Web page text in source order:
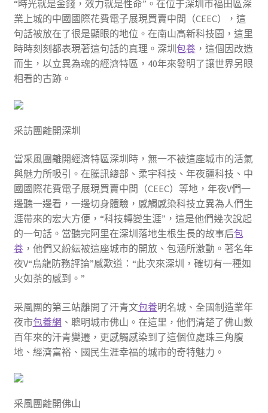
“時光就是金錢，效力就是性命”。在位于深圳市福田區深
業上城的中國國際花費電子展現買賣中間（CEEC），這
句話被放在了很是顯眼的地位。在南山高新科技園，這里
時時刻刻都表現著這句話的真理。深圳 包養，這個因改造
而生，以立異為魂的經濟特區，40年來發明了讓世界另眼
相看的古跡。
采訪團離開深圳
當采風團離開經濟特區深圳時，無一不被這座城市的活氣
與魅力所吸引。在騰訊總部、柔宇科技、年夜疆科技、中
國國際花費電子展現買賣中間（CEEC）等地，年夜V們一
邊聽一邊看，一邊切身體驗，感觸感染科技立異為人們生
涯帶來的宏大方便，“科技轉變生涯”，這是他們幾次說起
的一句話。當聽完阿里在深圳落地生根生長的故事后包
養，他們又紛紜被這座城市的開放、包涵所激動。著名年
夜V“烏龍防務評論”感歎道：“此次來深圳，確切有一種如
火如荼的感到。”
采風團的第三站離開了汗青文包養明名城、全國制造業年
夜市包養網 、聰明城市佛山。在這里，他們清楚了佛山數
百年來的汗青變遷，更感觸感染到了這個位處珠三角腹
地、經濟富裕、國民生涯幸福的城市的奇特魅力。
采風團離開佛山